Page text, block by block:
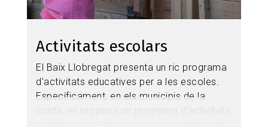
Activitats escolars
El Baix Llobregat presenta un ric programa
d'activitats educatives per a les escoles.
Específicament, en els municipis de la
costa, es proposa un
programa d’activitats